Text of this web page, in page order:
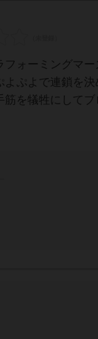
ォーミングマー
ぷよで連鎖を決
を犠牲にして